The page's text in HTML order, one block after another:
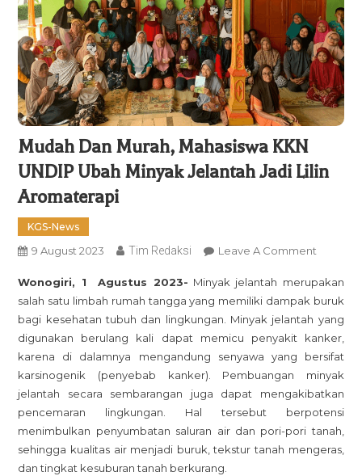
Mudah Dan Murah, Mahasiswa KKN
UNDIP Ubah Minyak Jelantah Jadi Lilin
Aromaterapi
KGS-News
9 August 2023 Tim Redaksi Leave A Comment
Dan
Murah,
KKN
UNDIP
Ubah
Minyak
Jelantah
Jadi
Lilin
Wonogiri, 1 Agustus 2023- Minyak jelantah merupakan
salah satu limbah rumah tangga yang memiliki dampak buruk
bagi kesehatan tubuh dan lingkungan. Minyak jelantah yang
digunakan berulang kali dapat memicu penyakit kanker,
karena di dalamnya mengandung senyawa yang bersifat
karsinogenik (penyebab kanker). Pembuangan minyak
jelantah secara sembarangan juga dapat mengakibatkan
pencemaran lingkungan. Hal tersebut berpotensi
menimbulkan penyumbatan saluran air dan pori-pori tanah,
sehingga kualitas air menjadi buruk, tekstur tanah mengeras,
dan tingkat kesuburan tanah berkurang.